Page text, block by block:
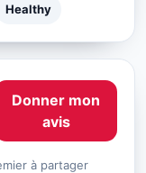
Healthy
Donner mon
avis
à partager